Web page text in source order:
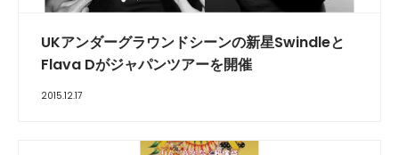
UKアンダーグラウンドシーンの新星Swindleと
Flava Dがジャパンツアーを開催
2015.12.17